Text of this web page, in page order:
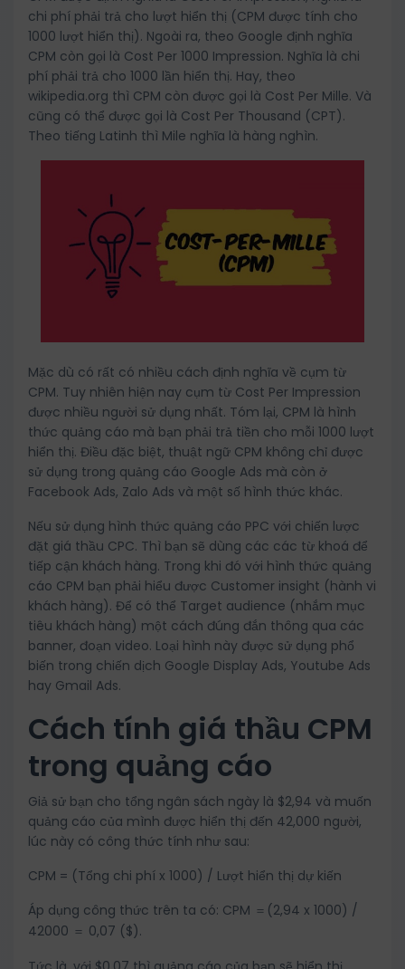
chi phí phải trả cho lượt hiển thị (CPM được tính cho
1000 lượt hiển thị). Ngoài ra, theo Google định nghĩa
CPM còn gọi là Cost Per 1000 Impression. Nghĩa là chi
phí phải trả cho 1000 lần hiển thị. Hay, theo
wikipedia.org thì CPM còn được gọi là Cost Per Mille. Và
cũng có thể được gọi là Cost Per Thousand (CPT).
Theo tiếng Latinh thì Mile nghĩa là hàng nghìn.
Mặc dù có rất có nhiều cách định nghĩa về cụm từ
CPM. Tuy nhiên hiện nay cụm từ Cost Per Impression
được nhiều người sử dụng nhất. Tóm lại, CPM là hình
thức quảng cáo mà bạn phải trả tiền cho mỗi 1000 lượt
hiển thị. Điều đặc biệt, thuật ngữ CPM không chỉ được
sử dụng trong quảng cáo Google Ads mà còn ở
Facebook Ads, Zalo Ads và một số hình thức khác.
Nếu sử dụng hình thức quảng cáo PPC với chiến lược
đặt giá thầu CPC. Thì bạn sẽ dùng các các từ khoá để
tiếp cận khách hàng. Trong khi đó với hình thức quảng
cáo CPM bạn phải hiểu được Customer insight (hành vi
khách hàng). Để có thể Target audience (nhắm mục
tiêu khách hàng) một cách đúng đắn thông qua các
banner, đoạn video. Loại hình này được sử dụng phổ
biến trong chiến dịch Google Display Ads, Youtube Ads
hay Gmail Ads.
Cách tính giá thầu CPM
trong quảng cáo
Giả sử bạn cho tổng ngân sách ngày là $2,94 và muốn
quảng cáo của mình được hiển thị đến 42,000 người,
lúc này có công thức tính như sau:
CPM = (Tổng chi phí x 1000) / Lượt hiển thị dự kiến
Áp dụng công thức trên ta có: CPM ＝ (2,94 x 1000) /
42000 ＝ 0,07 ($).